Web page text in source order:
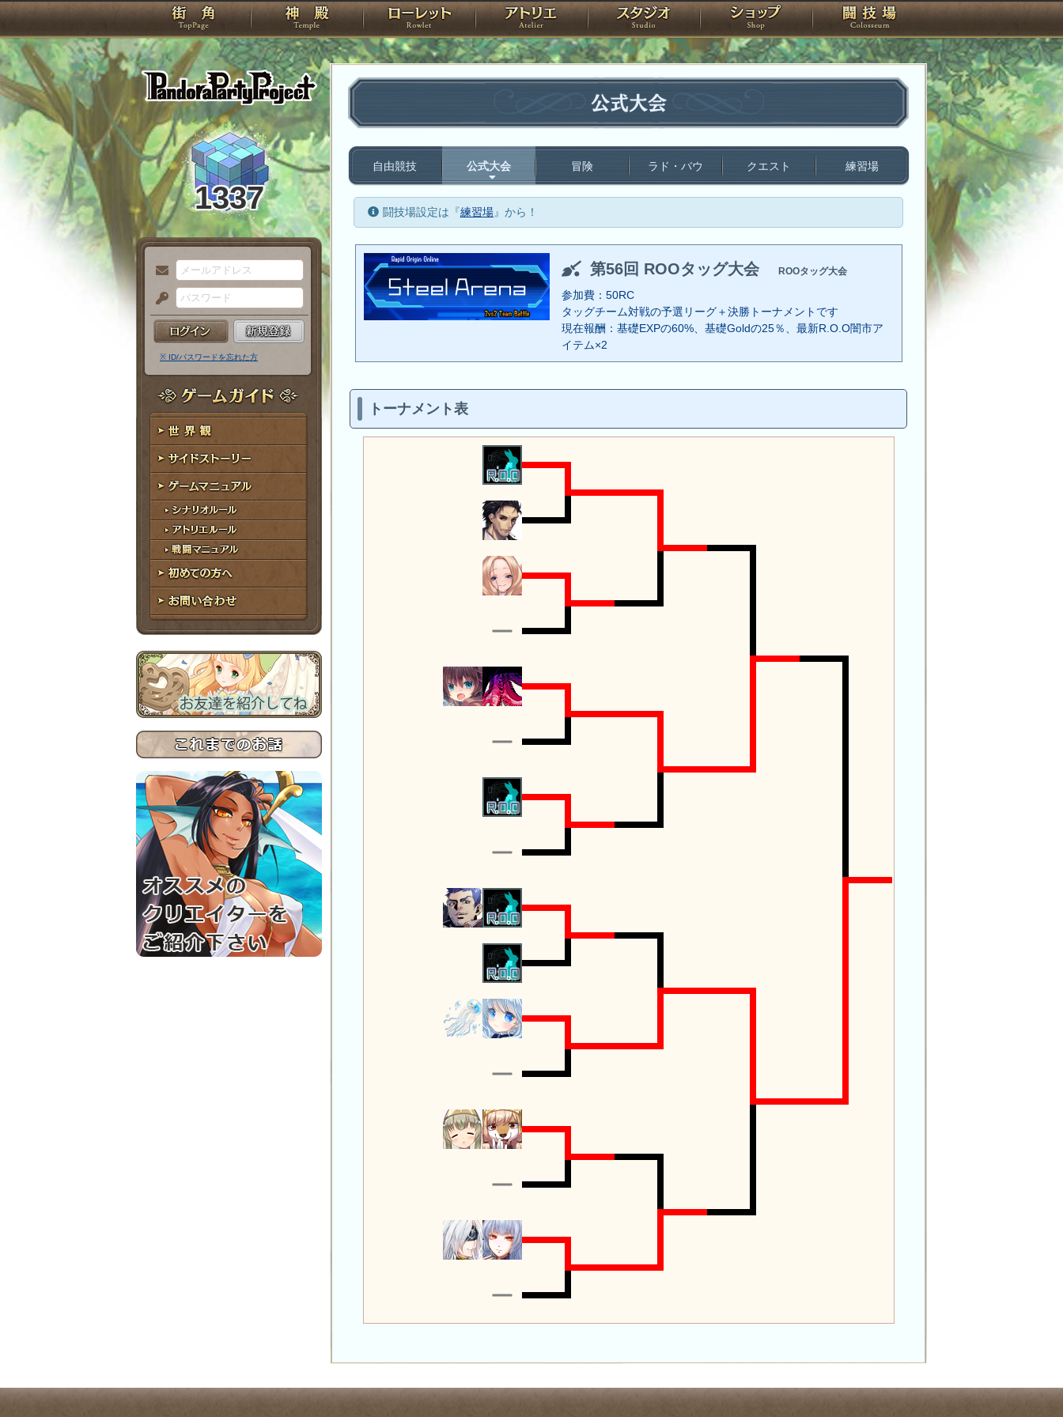
PandoraPartyProject
TOP 神殿 ローレット アトリエ スタジオ ショップ 闘技場
1337
メ
ー
ル
ア
ド
レ
ス
パ
ス
ー
ド
※ ID/パスワードを忘れた方
ゲームガイド
世界観
サイドストーリー
ゲームマニュアル
シナリオルール
アトリエルール
戦闘マニュアル
初めての方へ
お問い合わせ
公式大会
自由競技 公式大会 冒険 ラド・バウ クエスト 練習場
闘技場設定は『練習場』から！
第56回 ROOタッグ大会 ROOタッグ大会
参加費：50RC
タッグチーム対戦の予選リーグ＋決勝トーナメントです
現在報酬：基礎EXPの60%、基礎Goldの25％、最新R.O.O闇市ア
イテム×2
トーナメント表